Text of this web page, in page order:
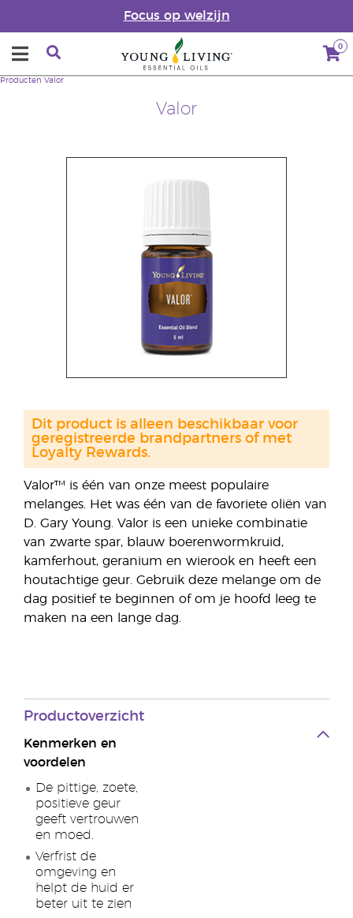
Focus op welzijn
0
Valor
Producten Valor
Valor™ is één van onze meest populaire
melanges. Het was één van de favoriete oliën van
D. Gary Young. Valor is een unieke combinatie
van zwarte spar, blauw boerenwormkruid,
kamferhout, geranium en wierook en heeft een
houtachtige geur. Gebruik deze melange om de
dag positief te beginnen of om je hoofd leeg te
maken na een lange dag.
Dit product is alleen beschikbaar voor
geregistreerde brandpartners of met
Loyalty Rewards.
Productoverzicht
Kenmerken en
voordelen
De pittige, zoete,
positieve geur
geeft vertrouwen
en moed.
Verfrist de
omgeving en
helpt de huid er
beter uit te zien